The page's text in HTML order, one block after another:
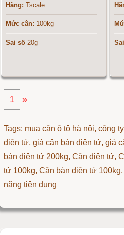
Hãng: Tscale
Mức cân: 100kg
Sai số 20g
1 »
Tags: mua cân ô tô hà nội, công
điện tử, giá cân bàn điện tử, giá
bàn điện tử 200kg, Cân điện tử,
tử 100kg, Cân bàn điện tử 100kg,
năng tiện dụng